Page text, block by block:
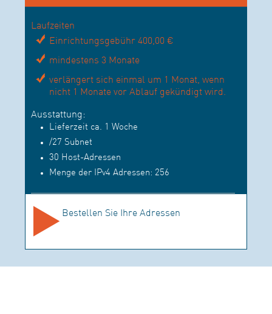
Laufzeiten
Einrichtungsgebühr 400,00 €
mindestens 3 Monate
verlängert sich einmal um 1 Monat, wenn
nicht 1 Monate vor Ablauf gekündigt wird.
Ausstattung:
Lieferzeit ca. 1 Woche
/27 Subnet
30 Host-Adressen
Menge der IPv4 Adressen: 256
Bestellen Sie Ihre Adressen